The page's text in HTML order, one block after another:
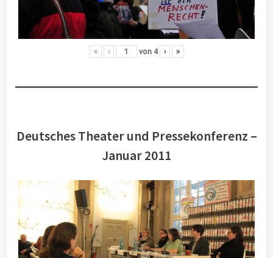
« ‹ von 4 › »
Deutsches Theater und Pressekonferenz –
Januar 2011